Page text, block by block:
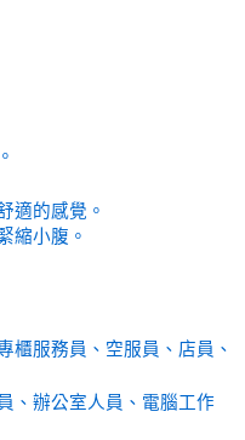
適的感覺。
縮小腹。
櫃服務員、空服員、店員、
、辦公室人員、電腦工作